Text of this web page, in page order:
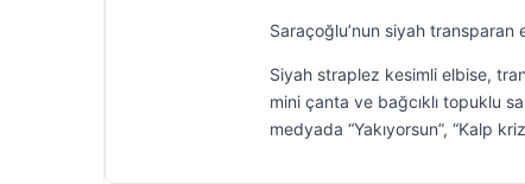
Saraçoğlu’nun siyah
Siyah straplez kesimli elbise,
mini çanta ve bağcıklı topuklu
medyada “Yakıyorsun”, “Kalp